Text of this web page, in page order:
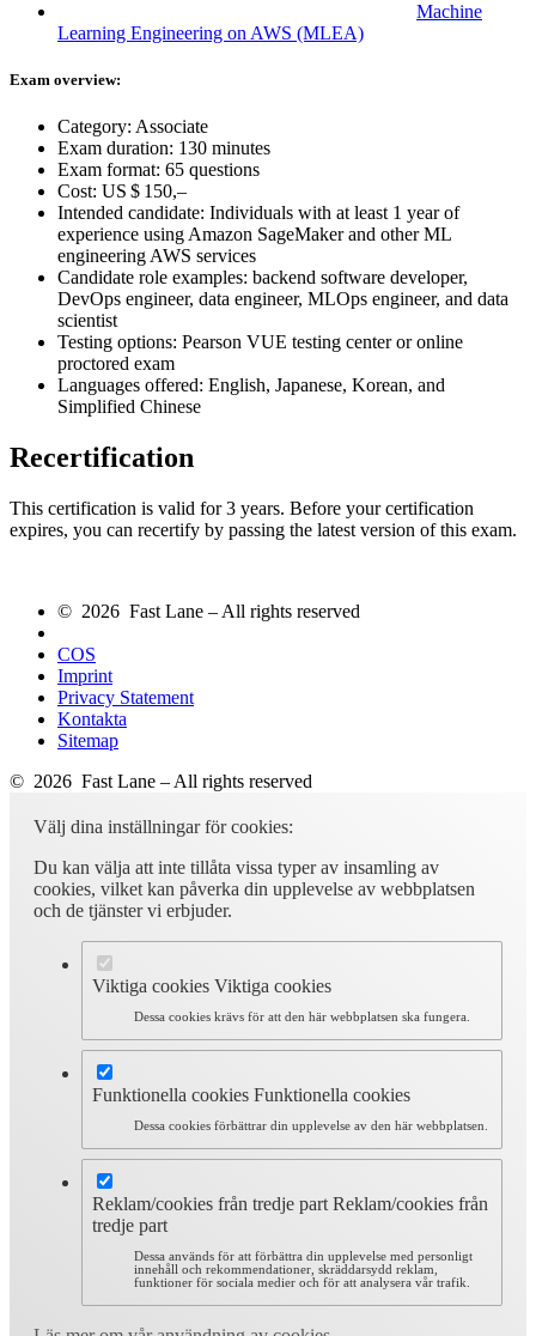
Machine
Learning Engineering on AWS (MLEA)
Exam overview:
Category: Associate
Exam duration: 130 minutes
Exam format: 65 questions
Cost: US $ 150,–
Intended candidate: Individuals with at least 1 year of
experience using Amazon SageMaker and other ML
engineering AWS services
Candidate role examples: backend software developer,
DevOps engineer, data engineer, MLOps engineer, and data
scientist
Testing options: Pearson VUE testing center or online
proctored exam
Languages offered: English, Japanese, Korean, and
Simplified Chinese
Recertification
This certification is valid for 3 years. Before your certification
expires, you can recertify by passing the latest version of this exam.
© 2026 Fast Lane – All rights reserved
COS
Imprint
Privacy Statement
Kontakta
Sitemap
© 2026 Fast Lane – All rights reserved
Välj dina inställningar för cookies:
Du kan välja att inte tillåta vissa typer av insamling av
cookies, vilket kan påverka din upplevelse av webbplatsen
och de tjänster vi erbjuder.
Viktiga cookies Viktiga cookies
Dessa cookies krävs för att den här webbplatsen ska fungera.
Funktionella cookies Funktionella cookies
Dessa cookies förbättrar din upplevelse av den här webbplatsen.
Reklam/cookies från tredje part Reklam/cookies från
tredje part
Dessa används för att förbättra din upplevelse med personligt
innehåll och rekommendationer, skräddarsydd reklam,
funktioner för sociala medier och för att analysera vår trafik.